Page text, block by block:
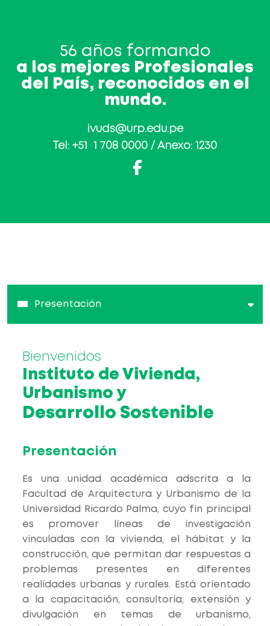
56 años formando
a los mejores Profesionales
del País, reconocidos en el
mundo.
ivuds@urp.edu.pe
Tel: +51 1 708 0000 / Anexo: 1230
Presentación
Bienvenidos
Instituto de Vivienda,
Urbanismo y
Desarrollo Sostenible
Presentación
Es una unidad académica adscrita a la
Facultad de Arquitectura y Urbanismo de la
Universidad Ricardo Palma, cuyo fin principal
es promover líneas de investigación
vinculadas con la vivienda, el hábitat y la
construcción, que permitan dar respuestas a
problemas presentes en diferentes
realidades urbanas y rurales. Está orientado
a la capacitación, consultoría, extensión y
divulgación en temas de urbanismo,